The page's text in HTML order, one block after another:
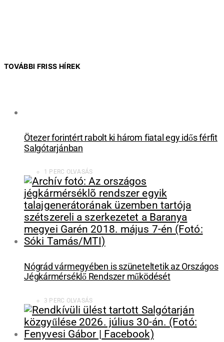
TOVÁBBI FRISS HÍREK
Ötezer forintért rabolt ki három fiatal egy idős férfit
Salgótarjánban
1 PERC OLVASÁS
Nógrád vármegyében is szüneteltetik az Országos
Jégkármérséklő Rendszer működését
3 PERC OLVASÁS